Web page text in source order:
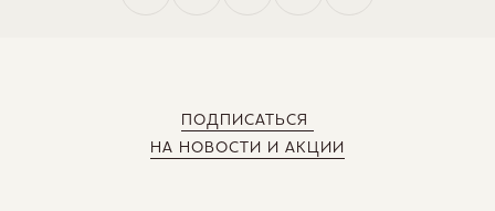
ПОДПИСАТЬСЯ
НА НОВОСТИ И АКЦИИ